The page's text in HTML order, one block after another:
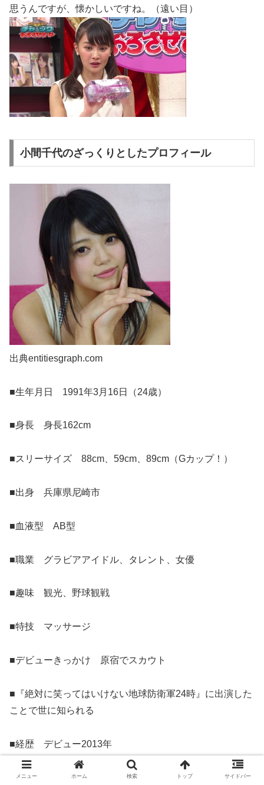
思うんですが、懐かしいですね。（遠い目）
小間千代のざっくりとしたプロフィール
出典entitiesgraph.com
■生年月日 1991年3月16日（24歳）
■身長 身長162cm
■スリーサイズ 88cm、59cm、89cm（Gカップ！）
■出身 兵庫県尼崎市
■血液型 AB型
■職業 グラビアアイドル、タレント、女優
■趣味 観光、野球観戦
■特技 マッサージ
■デビューきっかけ 原宿でスカウト
■『絶対に笑ってはいけない地球防衛軍24時』に出演した
ことで世に知られる
■経歴 デビュー2013年
■所属 ニュースタイルプロダクション
メニュー ホーム 検索 トップ サイドバー